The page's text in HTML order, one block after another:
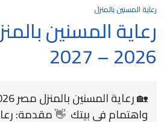
رعاية المسنين بالمنزل
رعاية المسنين
2026 – 2027
واهتمام في بيتك 👋 مقدمة: